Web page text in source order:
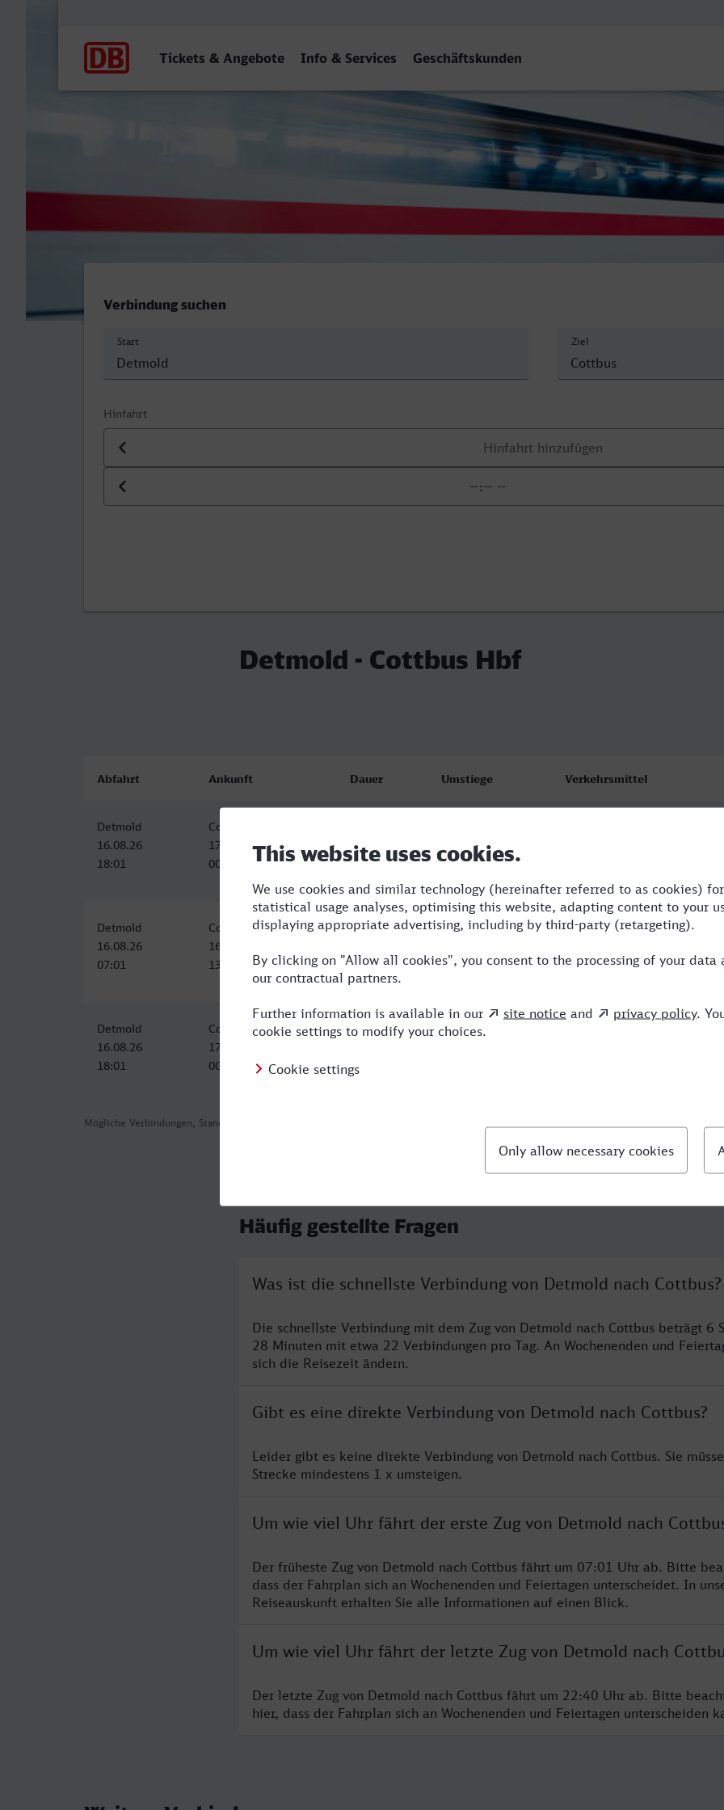
Tickets & Angebote Info & Services Geschäftskunden
Verbindung suchen
Start Ziel
Hinfahrt
Datum der Hinfahrt
Uhrzeit der Hinfahrt
Detmold - Cottbus Hbf
Mögliche Verbindungen, Stand: 2026-08-02 00:30
Abfahrt Ankunft Dauer Umstiege Verkehrsmittel
Detmold
16.08.26
18:01
Cottbus Hbf
17.08.26
00:29
Detmold
16.08.26
07:01
Cottbus Hbf
16.08.26
13:55
6:54 3 RB,RE,ERB,ICE
Detmold
16.08.26
18:01
Cottbus Hbf
17.08.26
00:29
6:28 3
Häufig gestellte Fragen
Was ist die schnellste Verbindung von Detmold nach Cottbus?
Die schnellste Verbindung mit dem Zug von Detmold nach Cottbus beträgt 6
28 Minuten mit etwa 22 Verbindungen pro Tag. An Wochenenden und
sich die Reisezeit ändern.
Gibt es eine direkte Verbindung von Detmold nach Cottbus?
Leider gibt es keine direkte Verbindung von Detmold nach Cottbus. Sie
Strecke mindestens 1 x umsteigen.
Um wie viel Uhr fährt der erste Zug von Detmold nach
Der früheste Zug von Detmold nach Cottbus fährt um 07:01 Uhr ab. Bitte
dass der Fahrplan sich an Wochenenden und Feiertagen unterscheidet. In
Reiseauskunft erhalten Sie alle Informationen auf einen Blick.
Um wie viel Uhr fährt der letzte Zug von Detmold nach
Der letzte Zug von Detmold nach Cottbus fährt um 22:40 Uhr ab. Bitte
hier, dass der Fahrplan sich an Wochenenden und Feiertagen unterscheiden